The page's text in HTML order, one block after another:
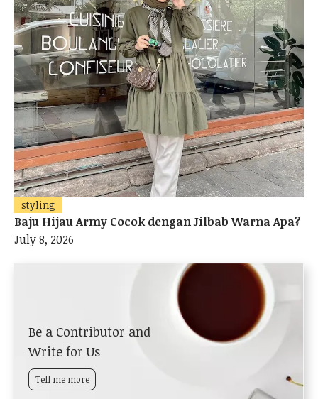
styling
Baju Hijau Army Cocok dengan Jilbab Warna Apa?
July 8, 2026
Be a Contributor and
Write for Us
Tell me more